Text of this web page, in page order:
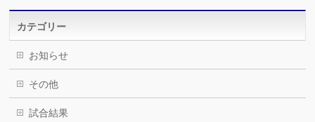
カテゴリー
お知らせ
その他
試合結果